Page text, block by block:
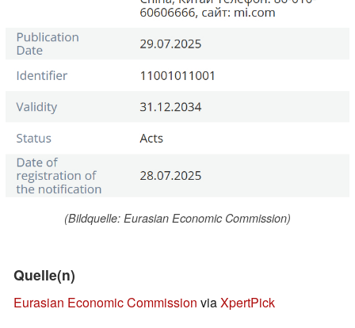
(Bildquelle: Eurasian Economic Commission)
Quelle(n)
Eurasian Economic Commission viaXpertPick